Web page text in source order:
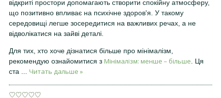
відкриті простори допомагають створити спокійну атмосферу,
що позитивно впливає на психічне здоров'я. У такому
середовищі легше зосередитися на важливих речах, а не
відволікатися на зайві деталі.
Для тих, хто хоче дізнатися більше про мінімалізм,
рекомендую ознайомитися з Мінімалізм: менше – більше . Ця
ста
Читать дальше »